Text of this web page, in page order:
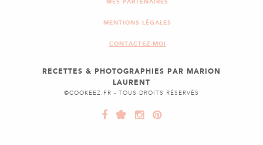
MENTIONS LÉGALES
CONTACTEZ-MOI
RECETTES & PHOTOGRAPHIES PAR MARION
LAURENT
©COOKEEZ.FR - TOUS DROITS RÉSERVÉS